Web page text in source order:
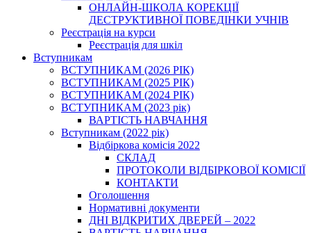
ОНЛАЙН-ШКОЛА КОРЕКЦІЇ
ДЕСТРУКТИВНОЇ ПОВЕДІНКИ УЧНІВ
Реєстрація на курси
Реєстрація для шкіл
Вступникам
ВСТУПНИКАМ (2026 РІК)
ВСТУПНИКАМ (2025 РІК)
ВСТУПНИКАМ (2024 РІК)
ВСТУПНИКАМ (2023 рік)
ВАРТІСТЬ НАВЧАННЯ
Вступникам (2022 рік)
Відбіркова комісія 2022
СКЛАД
ПРОТОКОЛИ ВІДБІРКОВОЇ КОМІСІЇ
КОНТАКТИ
Оголошення
Нормативні документи
ДНІ ВІДКРИТИХ ДВЕРЕЙ – 2022